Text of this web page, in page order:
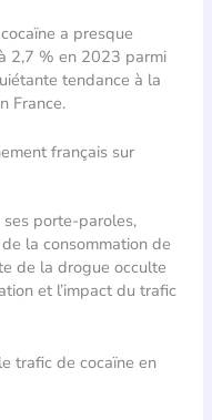
a presque
2,7 % en 2023 parmi
tendance à la
France.
français sur
porte-paroles,
la consommation de
de la drogue occulte
et l’impact du trafic
trafic de cocaïne en